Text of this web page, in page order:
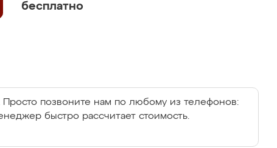
бесплатно
позвоните нам по любому из телефонов:
быстро рассчитает стоимость.